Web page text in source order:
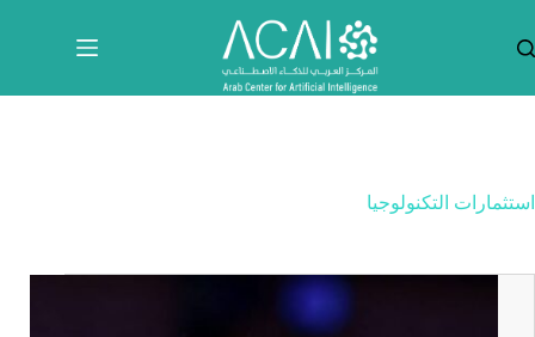
المحتوى
استثمارات التكنولوجيا